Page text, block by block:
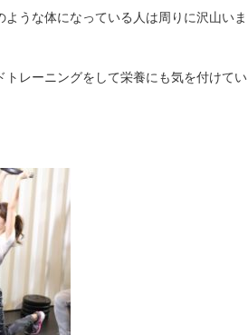
うな体になっている人は周りに沢山いま
レーニングをして栄養にも気を付けてい